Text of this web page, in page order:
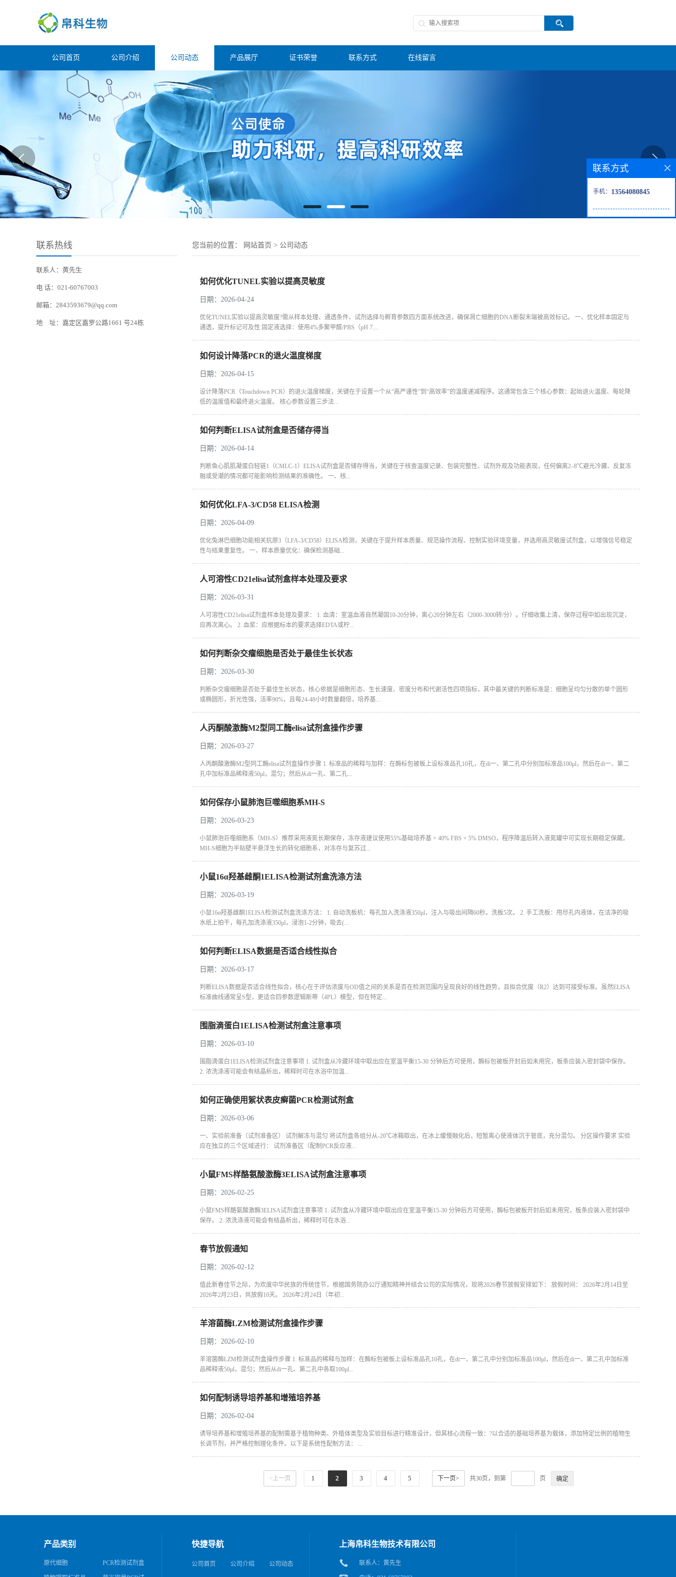
公司首页 公司介绍 公司动态 产品展厅 证书荣誉 联系方式 在线留言
联系热线
联系人：黄先生
电 话：021-60767003
邮箱：2843593679@qq.com
地 址：嘉定区嘉罗公路1661 号24栋
您当前的位置： 网站首页 > 公司动态
如何优化TUNEL实验以提高灵敏度
日期：2026-04-24
优化TUNEL实验以提高灵敏度?需从样本处理、通透条件、试剂选择与孵育参数四方面系统改进，确保凋亡细胞的DNA断裂末端被高效标记。 一、优化样本固定与
通透，提升标记可及性 固定液选择：使用4%多聚甲醛/PBS（pH 7....
如何设计降落PCR的退火温度梯度
日期：2026-04-15
设计降落PCR（Touchdown PCR）的退火温度梯度，关键在于设置一个从“高严谨性”到“高效率”的温度递减程序。这通常包含三个核心参数：起始退火温度、每轮降
低的温度值和最终退火温度。 核心参数设置三步法...
如何判断ELISA试剂盒是否储存得当
日期：2026-04-14
判断鱼心肌肌凝蛋白轻链1（CMLC-1）ELISA试剂盒是否储存得当，关键在于核查温度记录、包装完整性、试剂外观及功能表现，任何偏离2–8℃避光冷藏、反复冻
融或受潮的情况都可能影响检测结果的准确性。 一、核...
如何优化LFA-3/CD58 ELISA检测
日期：2026-04-09
优化兔淋巴细胞功能相关抗原3（LFA-3/CD58）ELISA检测，关键在于提升样本质量、规范操作流程、控制实验环境变量，并选用高灵敏度试剂盒，以增强信号稳定
性与结果重复性。 一、样本质量优化：确保检测基础...
人可溶性CD21elisa试剂盒样本处理及要求
日期：2026-03-31
人可溶性CD21elisa试剂盒样本处理及要求： 1. 血清：室温血液自然凝固10-20分钟，离心20分钟左右（2000-3000转/分）。仔细收集上清，保存过程中如出现沉淀，
应再次离心。 2. 血浆：应根据标本的要求选择EDTA或柠...
如何判断杂交瘤细胞是否处于最佳生长状态
日期：2026-03-30
判断杂交瘤细胞是否处于最佳生长状态，核心依据是细胞形态、生长速度、密度分布和代谢活性四项指标，其中最关键的判断标准是：细胞呈均匀分散的单个圆形
或椭圆形，折光性强，活率90%，且每24-48小时数量翻倍，培养基...
人丙酮酸激酶M2型同工酶elisa试剂盒操作步骤
日期：2026-03-27
人丙酮酸激酶M2型同工酶elisa试剂盒操作步骤 1. 标准品的稀释与加样：在酶标包被板上设标准品孔10孔，在di一、第二孔中分别加标准品100μl，然后在di一、第二
孔中加标准品稀释液50μl，混匀；然后从di一孔、第二孔...
如何保存小鼠肺泡巨噬细胞系MH-S
日期：2026-03-23
‌小鼠肺泡巨噬细胞系（MH-S）推荐采用液氮长期保存，冻存液建议使用55%基础培养基 + 40% FBS + 5% DMSO，程序降温后转入液氮罐中可实现长期稳定保藏‌。
MH-S细胞为半贴壁半悬浮生长的转化细胞系，对冻存与复苏过...
小鼠16α羟基雌酮1ELISA检测试剂盒洗涤方法
日期：2026-03-19
小鼠16α羟基雌酮1ELISA检测试剂盒洗涤方法： 1. 自动洗板机：每孔加入洗涤液350μl，注入与吸出间隔60秒。洗板5次。 2. 手工洗板：甩尽孔内液体，在洁净的吸
水纸上拍干，每孔加洗涤液350μl，浸泡1-2分钟，吸去(...
如何判断ELISA数据是否适合线性拟合
日期：2026-03-17
判断ELISA数据是否适合线性拟合，核心在于评估浓度与OD值之间的关系是否在检测范围内呈现良好的线性趋势，且拟合优度（R2）达到可接受标准。虽然ELISA
标准曲线通常呈S型，更适合四参数逻辑斯蒂（4PL）模型，但在特定...
围脂滴蛋白1ELISA检测试剂盒注意事项
日期：2026-03-10
围脂滴蛋白1ELISA检测试剂盒注意事项 1. 试剂盒从冷藏环境中取出应在室温平衡15-30 分钟后方可使用，酶标包被板开封后如未用完，板条应装入密封袋中保存。
2. 浓洗涤液可能会有结晶析出，稀释时可在水浴中加温...
如何正确使用絮状表皮癣菌PCR检测试剂盒
日期：2026-03-06
一、实验前准备（试剂准备区） 试剂解冻与混匀 将试剂盒各组分从-20℃冰箱取出，在冰上缓慢融化后，短暂离心使液体沉于管底，充分混匀。 分区操作要求 实验
应在独立的三个区域进行： 试剂准备区（配制PCR反应液...
小鼠FMS样酪氨酸激酶3ELISA试剂盒注意事项
日期：2026-02-25
小鼠FMS样酪氨酸激酶3ELISA试剂盒注意事项 1. 试剂盒从冷藏环境中取出应在室温平衡15-30 分钟后方可使用，酶标包被板开封后如未用完，板条应装入密封袋中
保存。 2. 浓洗涤液可能会有结晶析出，稀释时可在水浴...
春节放假通知
日期：2026-02-12
值此新春佳节之际，为欢度中华民族的传统佳节，根据国务院办公厅通知精神并结合公司的实际情况，现将2026春节放假安排如下： 放假时间： 2026年2月14日至
2026年2月23日，共放假10天。 2026年2月24日（年初...
羊溶菌酶LZM检测试剂盒操作步骤
日期：2026-02-10
羊溶菌酶LZM检测试剂盒操作步骤 1. 标准品的稀释与加样：在酶标包被板上设标准品孔10孔，在di一、第二孔中分别加标准品100μl，然后在di一、第二孔中加标准
品稀释液50μl，混匀；然后从di一孔、第二孔中各取100μl...
如何配制诱导培养基和增殖培养基
日期：2026-02-04
诱导培养基和增殖培养基的配制需基于植物种类、外植体类型及实验目标进行精准设计，但其核心流程一致：?以合适的基础培养基为载体，添加特定比例的植物生
长调节剂，并严格控制理化条件。以下是系统性配制方法： ...
<上一页 1 2 3 4 5 下一页> 共30页，到第 页
联系方式
手机： 13564080845
产品类别
原代细胞 PCR检测试剂盒
快捷导航
公司首页 公司介绍 公司动态
上海帛科生物技术有限公司
联系人：黄先生